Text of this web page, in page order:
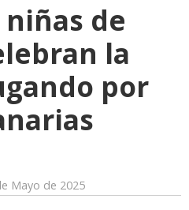
de
la
por
Mayo de 2025